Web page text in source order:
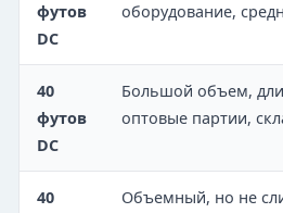
футов
DC
оборудование,
40
футов
DC
Большой объем,
оптовые партии,
40
Объемный, но не